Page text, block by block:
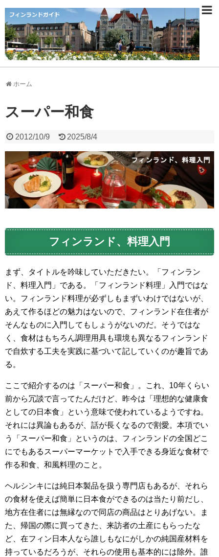
ホーム
スーパー和食
2012/10/9 2025/8/4
フィンランド、料理入門
まず、タイトルを吟味していただきたい。「フィンラン
ド、料理入門」である。「フィンランド料理」入門ではな
い。フィンランド料理が必ずしもまずいわけではないが、
あえて作るほどの魅力はないので、フィンランド在住者が
そんなものに入門してもしょうがないのだ。そうではな
く、食材はもちろん調理用具も環境も異なるフィンランド
で自炊する工夫を実践に基づいて記していくのが趣旨であ
る。
ここで紹介するのは「スーパー和食」。これ、10年くらい
前から冗談で言ってたんだけど、昨今は「理想的な健康食
としての日本食」という意味で使われているようですね。
それには異論もあるが、話が長くなるので割愛。本項でい
う「スーパー和食」というのは、フィンランドの全国どこ
にでもあるスーパーマーケットで入手できる身近な食材で
作る和食、和風料理のこと。
ヘルシンキには純日本製品を扱う専門店もあるが、それら
の食材を使えば簡単に日本食ができるのは当たり前だし、
地方在住者には無縁なので同店の商品はとりあげない。ま
た、帰国の際に買ってきた、来訪者の土産にもらったな
ど、在フィン日本人なら誰しもなにがしかの純国産材料を
持っているだろうが、それらの使用も基本的には除外。誰